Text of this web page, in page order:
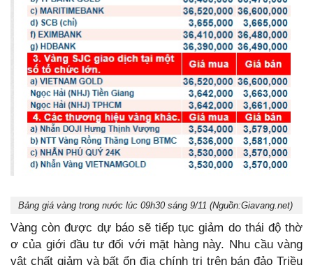
Bảng giá vàng trong nước lúc 09h30 sáng 9/11 (Nguồn:Giavang.net)
Vàng còn được dự báo sẽ tiếp tục giảm do thái độ thờ
ơ của giới đầu tư đối với mặt hàng này. Nhu cầu vàng
vật chất giảm và bất ổn địa chính trị trên bán đảo Triều